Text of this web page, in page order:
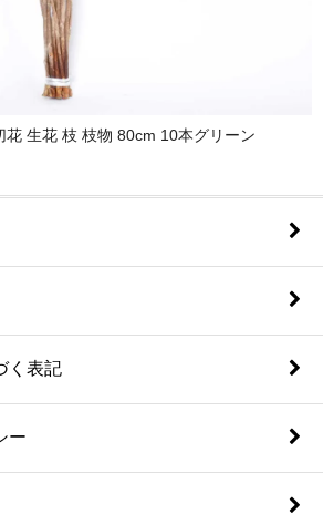
花 生花 枝 枝物 80cm 10本グリーン
く表記
ー